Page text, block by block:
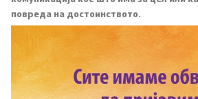
повреда на достоинството.